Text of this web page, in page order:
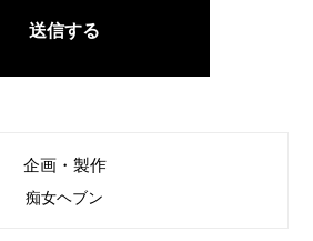
送信する
企画・製作
痴女ヘブン